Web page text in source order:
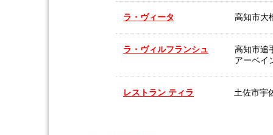
ラ・ヴィータ 高知市大
ラ・ヴィルフランシュ
高知市追
アーベイ
レストラン ティラ 土佐市宇